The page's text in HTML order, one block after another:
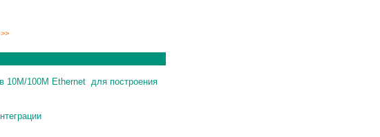
10M/100M Ethernet для построения